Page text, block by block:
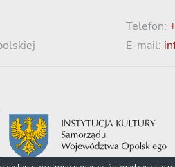
Telefon:
E-mail: